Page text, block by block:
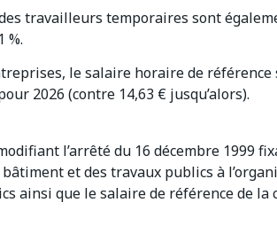
travailleurs temporaires sont
%.
le salaire horaire de
2026 (contre 14,63 € jusqu’alors).
l’arrêté du 16 décembre 1999
et des travaux publics à
ainsi que le salaire de référence de